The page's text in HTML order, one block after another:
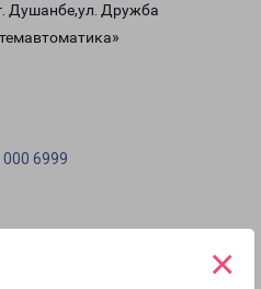
×
Душанбе,ул. Дружба
6999